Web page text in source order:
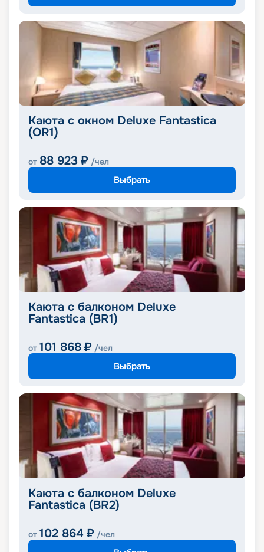
Каюта с окном Deluxe Fantastica
(OR1)
от 88 923 ₽ /чел
Выбрать
Каюта с балконом Deluxe
Fantastica (BR1)
от 101 868 ₽ /чел
Выбрать
Каюта с балконом Deluxe
Fantastica (BR2)
от 102 864 ₽ /чел